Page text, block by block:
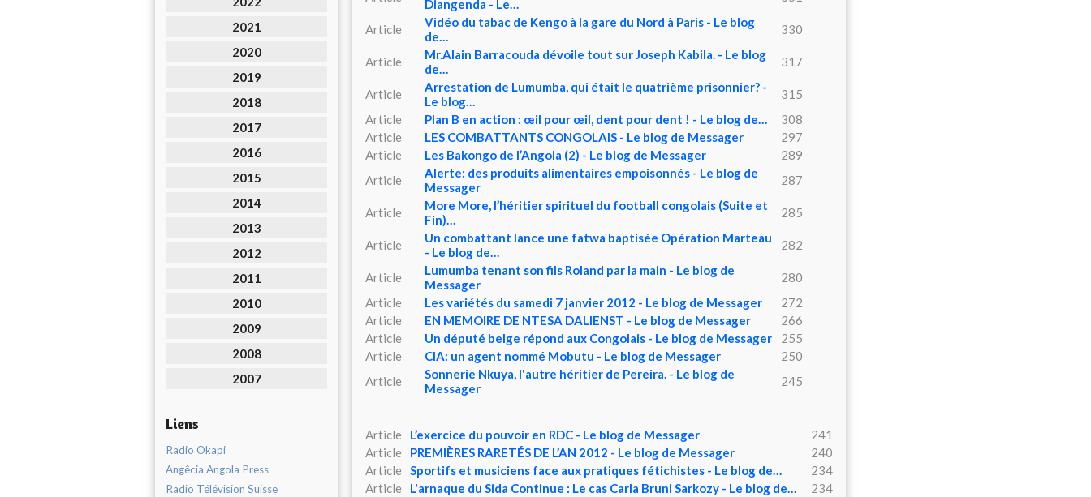
2021
2020
2019
2018
2017
2016
2015
2014
2013
2012
2011
2010
2009
2008
2007
Liens
Radio Okapi
Angêcia Angola Press
Radio Télévision Suisse
Diangenda - Le…
Article
Vidéo du tabac de Kengo à la gare du Nord à Paris - Le blog
de…
330
Article
Mr.Alain Barracouda dévoile tout sur Joseph Kabila. - Le blog
de…
317
Article
Arrestation de Lumumba, qui était le quatrième prisonnier? -
Le blog…
315
Article
Plan B en action : œil pour œil, dent pour dent ! - Le blog de…
308
Article
LES COMBATTANTS CONGOLAIS - Le blog de Messager
297
Article
Les Bakongo de l’Angola (2) - Le blog de Messager
289
Article
Alerte: des produits alimentaires empoisonnés - Le blog de
Messager
287
Article
More More, l’héritier spirituel du football congolais (Suite et
Fin)…
285
Article
Un combattant lance une fatwa baptisée Opération Marteau
- Le blog de…
282
Article
Lumumba tenant son fils Roland par la main - Le blog de
Messager
280
Article
Les variétés du samedi 7 janvier 2012 - Le blog de Messager
272
Article
EN MEMOIRE DE NTESA DALIENST - Le blog de Messager
266
Article
Un député belge répond aux Congolais - Le blog de Messager
255
Article
CIA: un agent nommé Mobutu - Le blog de Messager
250
Article
Sonnerie Nkuya, l'autre héritier de Pereira. - Le blog de
Messager
245
Article L’exercice du pouvoir en RDC - Le blog de Messager
241
Article
PREMIÈRES RARETÉS DE L’AN 2012 - Le blog de Messager
240
Article
Sportifs et musiciens face aux pratiques fétichistes - Le blog de…
234
Article
L'arnaque du Sida Continue : Le cas Carla Bruni Sarkozy - Le blog de…
234